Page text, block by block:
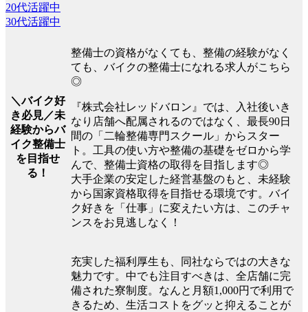
20代活躍中
30代活躍中
＼バイク好
き必見／未
経験からバ
イク整備士
を目指せ
る！
整備士の資格がなくても、整備の経験がなく
ても、バイクの整備士になれる求人がこちら
◎
『株式会社レッドバロン』では、入社後いき
なり店舗へ配属されるのではなく、最長90日
間の「二輪整備専門スクール」からスター
ト。工具の使い方や整備の基礎をゼロから学
んで、整備士資格の取得を目指します◎
大手企業の安定した経営基盤のもと、未経験
から国家資格取得を目指せる環境です。バイ
ク好きを「仕事」に変えたい方は、このチャ
ンスをお見逃しなく！
充実した福利厚生も、同社ならではの大きな
魅力です。中でも注目すべきは、全店舗に完
備された寮制度。なんと月額1,000円で利用で
きるため、生活コストをグッと抑えることが